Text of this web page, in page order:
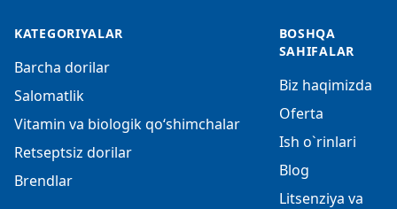
KATEGORIYALAR
Barcha dorilar
Salomatlik
Vitamin va biologik qo‘shimchalar
Retseptsiz dorilar
Brendlar
BOSHQA
SAHIFALAR
Biz haqimizda
Oferta
Ish o`rinlari
Blog
Litsenziya va